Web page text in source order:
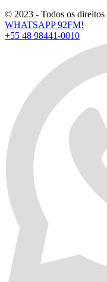
© 2023 - Todos os direitos
WHATSAPP 92FM!
+55 48 98441-0010